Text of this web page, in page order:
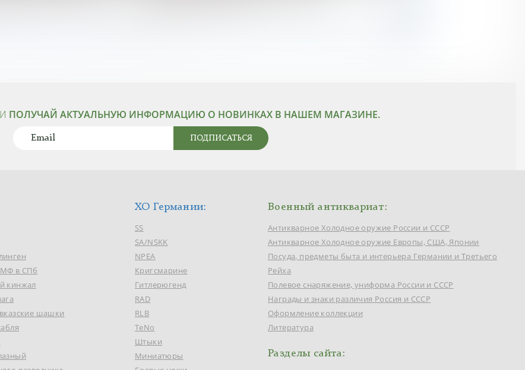
ПОЛУЧАЙ АКТУАЛЬНУЮ ИНФОРМАЦИЮ О НОВИНКАХ В НАШЕМ МАГАЗИНЕ.
ПОДПИСАТЬСЯ
в СПб
кинжал
шашки
ХО Германии:
SS
SA/NSKK
NPEA
Кригсмарине
Гитлерюгенд
RAD
RLB
TeNo
Штыки
Миниатюры
Военный антиквариат:
Антикварное Холодное оружие России и СССР
Антикварное Холодное оружие Европы, США, Японии
Посуда, предметы быта и интерьера Германии и Третьего
Рейха
Полевое снаряжение, униформа России и СССР
Награды и знаки различия Россия и СССР
Оформление коллекции
Литература
Разделы сайта: